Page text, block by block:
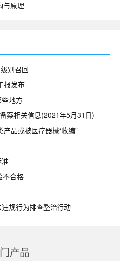
与原理
别召回
报发布
地方
案相关信息(2021年5月31日)
品或被医疗器械“收编”
不合格
规行为排查整治行动
产品